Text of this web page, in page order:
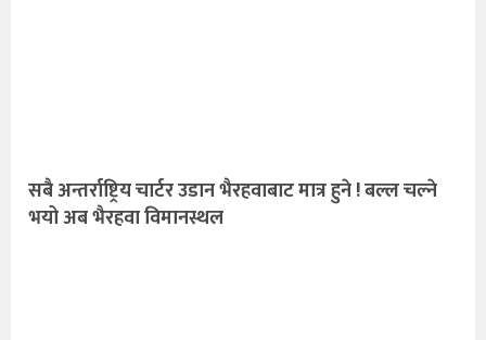
सबै अन्तर्राष्ट्रिय चार्टर उडान भैरहवाबाट मात्र हुने ! बल्ल चल्ने
भयो अब भैरहवा विमानस्थल